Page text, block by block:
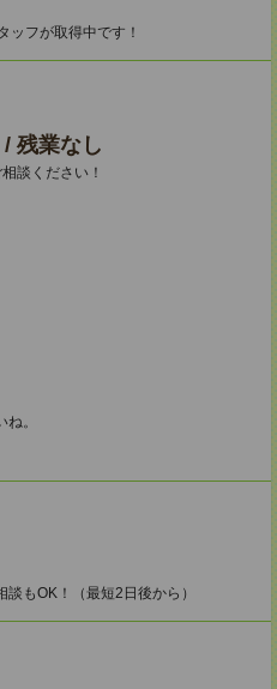
ッフが取得中です！
残業なし
談ください！
。
談もOK！（最短2日後から）